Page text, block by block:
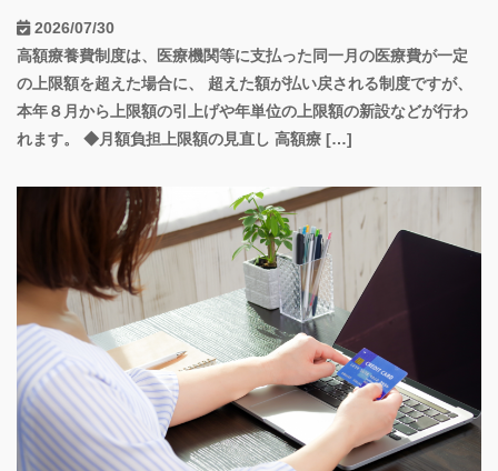
2026/07/30
高額療養費制度は、医療機関等に支払った同一月の医療費が一定
の上限額を超えた場合に、 超えた額が払い戻される制度ですが、
本年８月から上限額の引上げや年単位の上限額の新設などが行わ
れます。 ◆月額負担上限額の見直し 高額療 […]